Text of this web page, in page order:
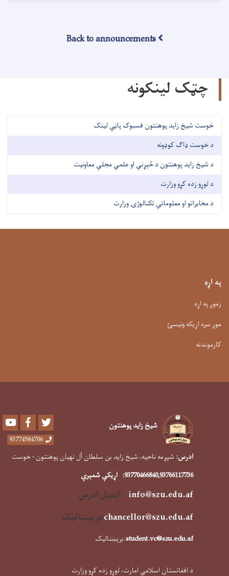
Back to announcements
چټک لینکونه
خوست شیخ زاید پوهنتون فسبوک پاڼې لینک
د خوست ډاګ کوډونه
د شیخ زاید پوهنتون د څېړنې او علمي مجلې معاونیت
د لوړو زده کړو وزارت
د مخابراتو او معلوماتي تکنالوژۍ وزارت
په اړه
زموږ په اړه
موږ سره اړیکه ونیسئ
کارموندنه
شیخ زاید پوهنتون Youtube Facebook
93774584706
ادرس: شپږمه ناحیه، شیخ زاید بن سلطان آل نهیان پوهنتون - خوست
93770466840,93766117736
: اړیکې شمېرې
info@szu.edu.af :ایمیل ادرس
chancellor@szu.edu.af
:بریښنالیک
student.vc@szu.edu.af:بریښنالیک
د افغانستان اسلامي امارت، لوړو زده کړو وزارت